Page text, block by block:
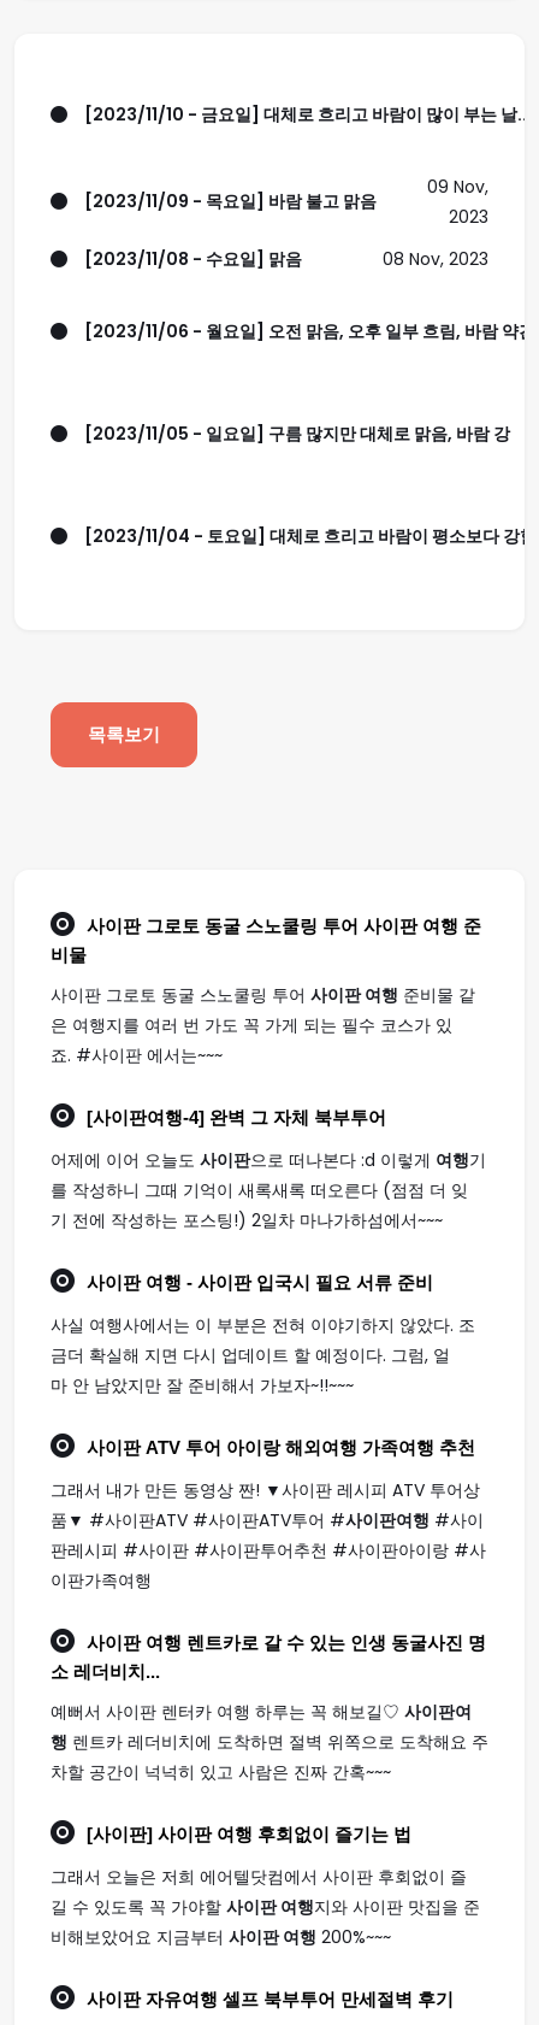
[2023/11/10 - 금요일] 대체로 흐리고 바람이 많이 부는 날..
[2023/11/09 - 목요일] 바람 불고 맑음
09 Nov,
2023
[2023/11/08 - 수요일] 맑음
08 Nov, 2023
[2023/11/06 - 월요일] 오전 맑음, 오후 일부 흐림, 바람 약간
[2023/11/05 - 일요일] 구름 많지만 대체로 맑음, 바람 강
[2023/11/04 - 토요일] 대체로 흐리고 바람이 평소보다 강
목록보기
사이판 그로토 동굴 스노쿨링 투어 사이판 여행 준
비물
사이판 그로토 동굴 스노쿨링 투어 사이판 여행 준비물 같
은 여행지를 여러 번 가도 꼭 가게 되는 필수 코스가 있
죠. #사이판 에서는~~~
[사이판여행-4] 완벽 그 자체 북부투어
어제에 이어 오늘도 사이판으로 떠나본다 :d 이렇게 여행기
를 작성하니 그때 기억이 새록새록 떠오른다 (점점 더 잊
기 전에 작성하는 포스팅!) 2일차 마나가하섬에서~~~
사이판 여행 - 사이판 입국시 필요 서류 준비
사실 여행사에서는 이 부분은 전혀 이야기하지 않았다. 조
금더 확실해 지면 다시 업데이트 할 예정이다. 그럼, 얼
마 안 남았지만 잘 준비해서 가보자~!!~~~
사이판ATV 투어 아이랑 해외 여행 가족여행 추천
그래서 내가 만든 동영상 짠! ▼사이판 레시피 ATV 투어상
품▼ #사이판ATV #사이판ATV투어 #사이판여행 #사이
판레시피 #사이판 #사이판투어추천 #사이판아이랑 #사
이판가족여행
사이판 여행 렌트카로 갈 수 있는 인생 동굴사진 명
소 레더비치...
예뻐서 사이판 렌터카 여행 하루는 꼭 해보길♡ 사이판여
행 렌트카 레더비치에 도착하면 절벽 위쪽으로 도착해요 주
차할 공간이 넉넉히 있고 사람은 진짜 간혹~~~
[사이판] 사이판 여행 후회없이 즐기는 법
그래서 오늘은 저희 에어텔닷컴에서 사이판 후회없이 즐
길 수 있도록 꼭 가야할 사이판 여행지와 사이판 맛집을 준
비해보았어요 지금부터 사이판 여행 200%~~~
사이판자유여행 셀프 북부투어 만세절벽 후기